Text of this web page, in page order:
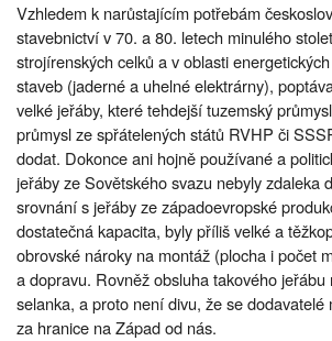
Vzhledem k narůstajícím potřebám
stavebnictví v 70. a 80. letech minulého
strojírenských celků a v oblasti
staveb (jaderné a uhelné elektrárny),
velké jeřáby, které tehdejší tuzemský
průmysl ze spřátelených států RVHP či
dodat. Dokonce ani hojně používané a
jeřáby ze Sovětského svazu nebyly zdaleka
srovnání s jeřáby ze západoevropské
dostatečná kapacita, byly příliš velké a
obrovské nároky na montáž (plocha i počet
a dopravu. Rovněž obsluha takového jeřábu
selanka, a proto není divu, že se dodavatelé
za hranice na Západ od nás.